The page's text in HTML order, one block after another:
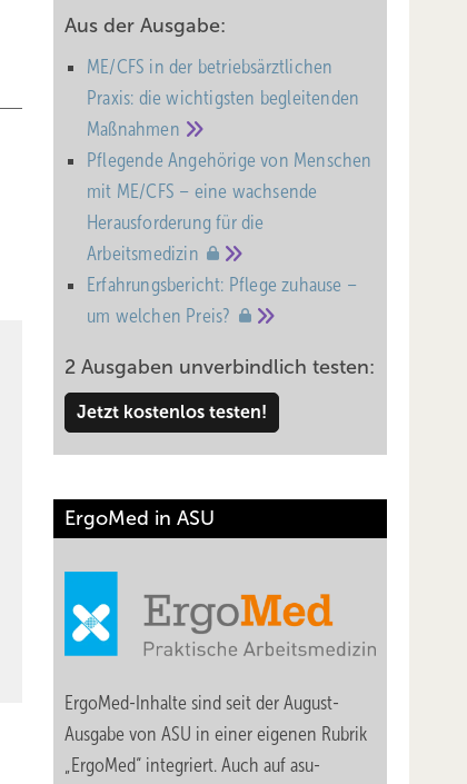
Aus der Ausgabe:
ME/CFS in der betriebsärztlichen
Praxis: die wichtigsten begleitenden
Maßnahmen
Pflegende Angehörige von Menschen
mit ME/CFS – eine wachsende
Heraus­forderung für die
Arbeitsmedizin
Erfahrungsbericht: Pflege zuhause –
um welchen Preis?
2 Ausgaben unverbindlich testen:
Jetzt kostenlos testen!
ErgoMed in ASU
ErgoMed-Inhalte sind seit der August-
Ausgabe von ASU in einer eigenen Rubrik
„ErgoMed“ integriert. Auch auf asu-